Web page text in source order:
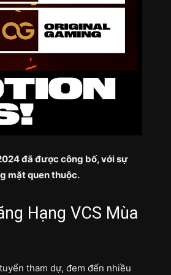
đã được công bố, với sự
mặt quen thuộc.
Hạng VCS Mùa
tham dự, đem đến nhiều